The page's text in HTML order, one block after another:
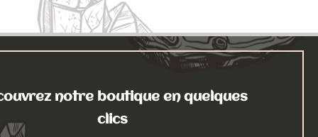
notre boutique en quelques
clics